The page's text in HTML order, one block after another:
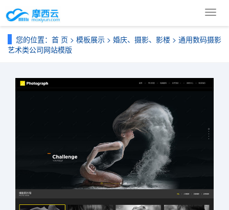
导
单
您的位置： 首 页 > 模板展示 > 婚庆、摄影、影楼 > 通用数码摄影
艺术类公司网站模版